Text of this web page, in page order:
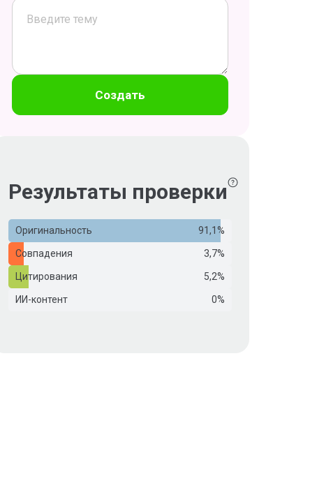
Создать
Результаты проверки
Оригинальность 91,1%
Совпадения 3,7%
Цитирования 5,2%
ИИ-контент 0%